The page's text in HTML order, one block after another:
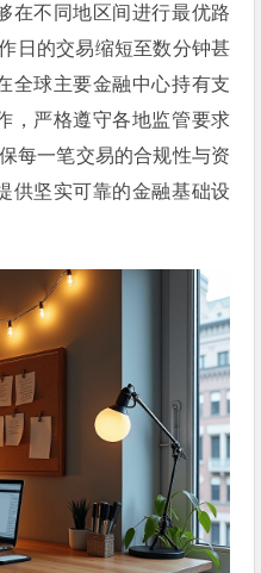
在不同地区间进行最优路
日的交易缩短至数分钟甚
全球主要金融中心持有支
，严格遵守各地监管要求
每一笔交易的合规性与资
供坚实可靠的金融基础设